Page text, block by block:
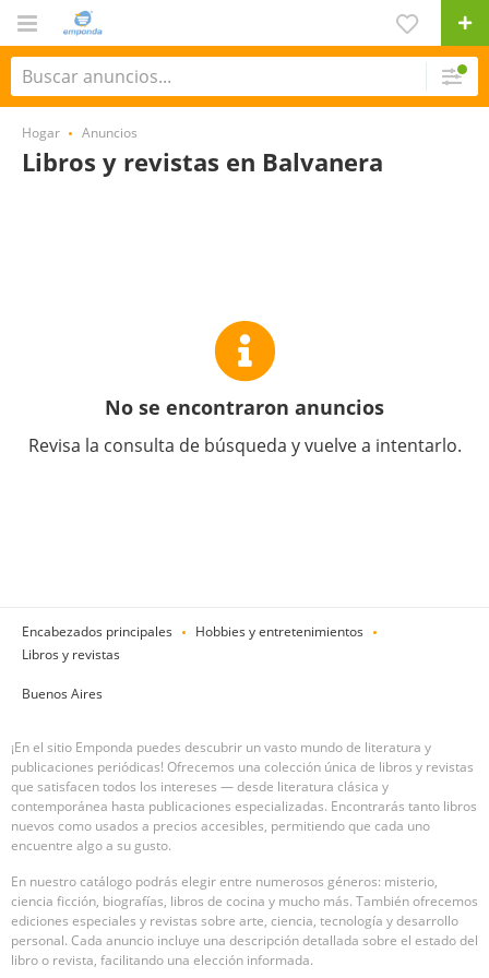
Hogar Anuncios
Libros y revistas en Balvanera
No se encontraron anuncios
Revisa la consulta de búsqueda y vuelve a intentarlo.
Encabezados principales
Hobbies y entretenimientos
Libros y revistas
Buenos Aires
¡En el sitio Emponda puedes descubrir un vasto mundo de literatura y
publicaciones periódicas! Ofrecemos una colección única de libros y revistas
que satisfacen todos los intereses — desde literatura clásica y
contemporánea hasta publicaciones especializadas. Encontrarás tanto libros
nuevos como usados a precios accesibles, permitiendo que cada uno
encuentre algo a su gusto.
En nuestro catálogo podrás elegir entre numerosos géneros: misterio,
ciencia ficción, biografías, libros de cocina y mucho más. También ofrecemos
ediciones especiales y revistas sobre arte, ciencia, tecnología y desarrollo
personal. Cada anuncio incluye una descripción detallada sobre el estado del
libro o revista, facilitando una elección informada.